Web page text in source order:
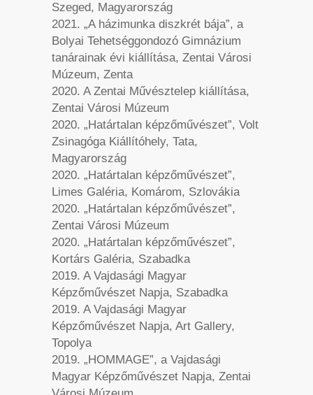
Szeged, Magyarország
2021. „A házimunka diszkrét bája”, a
Bolyai Tehetséggondozó Gimnázium
tanárainak évi kiállítása, Zentai Városi
Múzeum, Zenta
2020. A Zentai Művésztelep kiállítása,
Zentai Városi Múzeum
2020. „Határtalan képzőművészet”, Volt
Zsinagóga Kiállítóhely, Tata,
Magyarország
2020. „Határtalan képzőművészet”,
Limes Galéria, Komárom, Szlovákia
2020. „Határtalan képzőművészet”,
Zentai Városi Múzeum
2020. „Határtalan képzőművészet”,
Kortárs Galéria, Szabadka
2019. A Vajdasági Magyar
Képzőművészet Napja, Szabadka
2019. A Vajdasági Magyar
Képzőművészet Napja, Art Gallery,
Topolya
2019. „HOMMAGE”, a Vajdasági
Magyar Képzőművészet Napja, Zentai